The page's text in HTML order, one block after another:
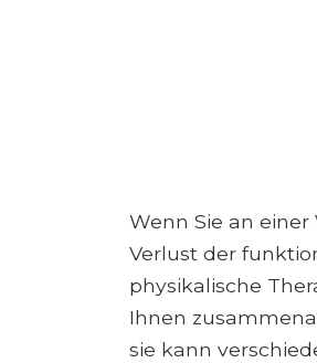
Wenn Sie an
Verlust der
physikalische
Ihnen
sie kann